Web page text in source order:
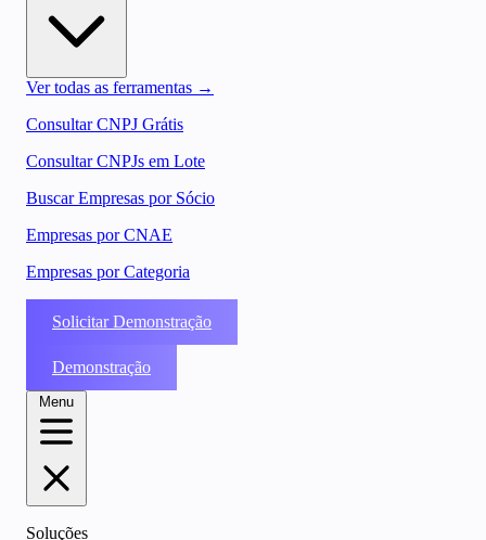
Ver todas as ferramentas →
Consultar CNPJ Grátis
Consultar CNPJs em Lote
Buscar Empresas por Sócio
Empresas por CNAE
Empresas por Categoria
Solicitar Demonstração
Demonstração
Menu
Soluções